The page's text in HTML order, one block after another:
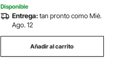
Disponible
Entrega:tan pronto como Mié.
Ago. 12
Añadir al carrito